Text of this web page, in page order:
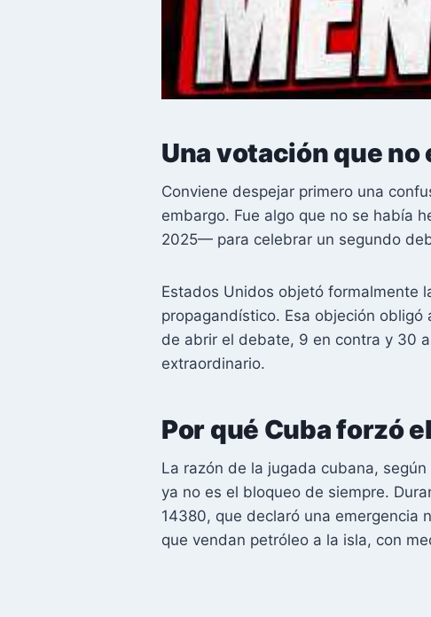
Una votación que
Conviene despejar primero una
embargo. Fue algo que no se había
2025— para celebrar un segundo
Estados Unidos objetó formalmente
propagandístico. Esa objeción
de abrir el debate, 9 en contra y 30
extraordinario.
Por qué Cuba forzó
La razón de la jugada cubana,
ya no es el bloqueo de siempre.
14380, que declaró una emergencia
que vendan petróleo a la isla, con